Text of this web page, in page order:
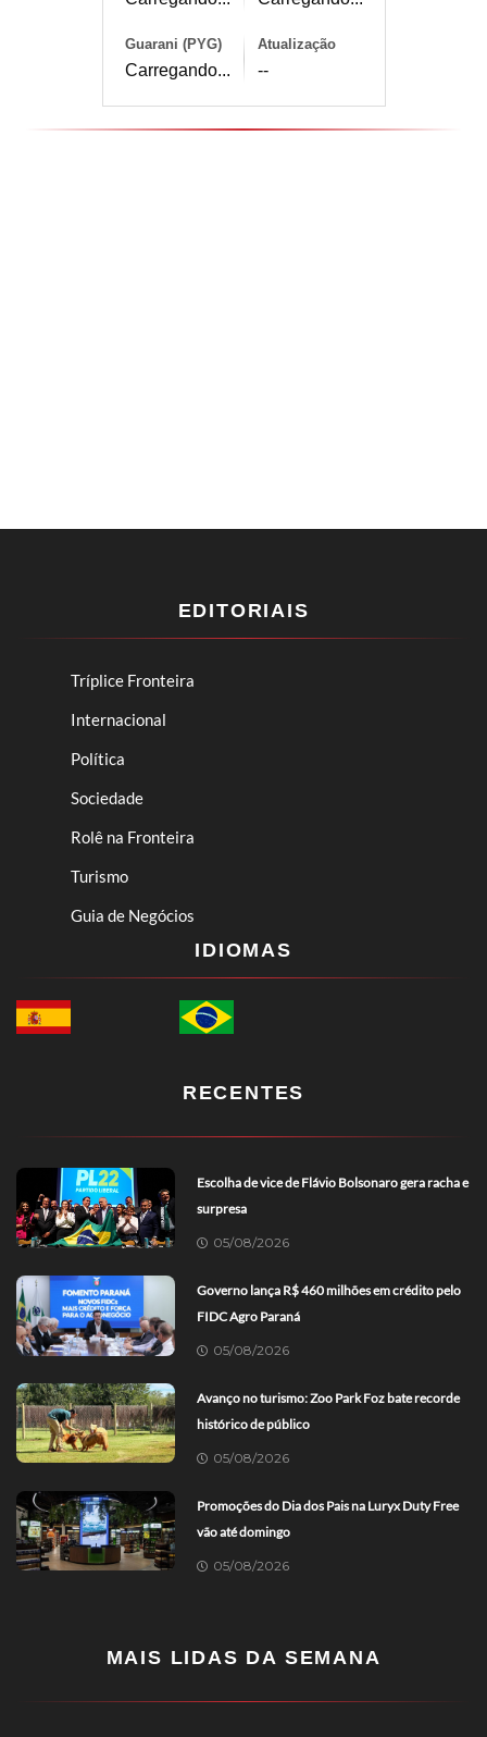
Guarani (PYG)
Carregando...
Atualização
--
EDITORIAIS
Tríplice Fronteira
Internacional
Política
Sociedade
Rolê na Fronteira
Turismo
Guia de Negócios
IDIOMAS
RECENTES
Escolha de vice de Flávio Bolsonaro gera racha e
surpresa
05/08/2026
Governo lança R$ 460 milhões em crédito pelo
FIDC Agro Paraná
05/08/2026
Avanço no turismo: Zoo Park Foz bate recorde
histórico de público
05/08/2026
Promoções do Dia dos Pais na Luryx Duty Free
vão até domingo
05/08/2026
MAIS LIDAS DA SEMANA